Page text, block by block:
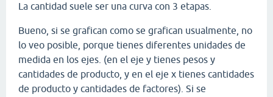
La cantidad suele ser una curva con 3 etapas.
Bueno, si se grafican como se grafican usualmente, no
lo veo posible, porque tienes diferentes unidades de
medida en los ejes. (en el eje y tienes pesos y
cantidades de producto, y en el eje x tienes cantidades
de producto y cantidades de factores). Si se